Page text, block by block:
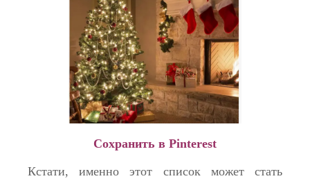
Сохранить в Pinterest
Кстати, именно этот список может стать